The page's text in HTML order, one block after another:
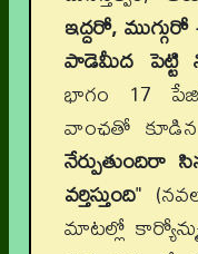
ఇద్దరో,
పాడెమీద పెట్టి
భాగం 17
వాంఛతో
నేర్పుతుందిరా
వర్తిస్తుంది"
మాటల్లో